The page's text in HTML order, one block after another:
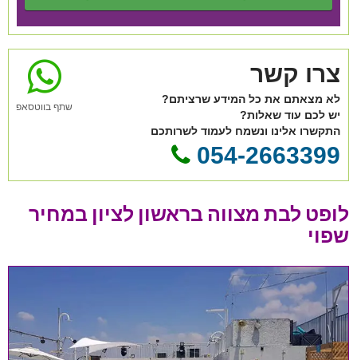
שתף בווטסאפ
צרו קשר
לא מצאתם את כל המידע שרציתם?
יש לכם עוד שאלות?
התקשרו אלינו ונשמח לעמוד לשרותכם
054-2663399
לופט לבת מצווה בראשון לציון במחיר
שפוי